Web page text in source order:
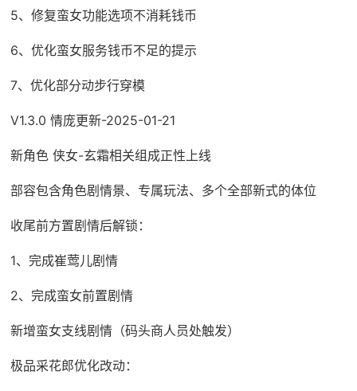
5、修复蛮女功能选项不消耗钱币
6、优化蛮女服务钱币不足的提示
7、优化部分动步行穿模
V1.3.0 情庞更新-2025-01-21
新角色 侠女-玄霜相关组成正性上线
部容包含角色剧情景、专属玩法、多个全部新式的体位
收尾前方置剧情后解锁：
1、完成崔莺儿剧情
2、完成蛮女前置剧情
新增蛮女支线剧情（码头商人员处触发）
极品采花郎优化改动：